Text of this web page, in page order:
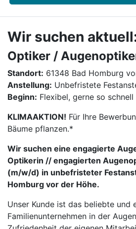
Wir suchen
Optiker /
Standort: 61348 Bad Homburg
Anstellung: Unbefristete
Beginn: Flexibel, gerne so
KLIMAAKTION! Für Ihre
Bäume pflanzen.*
Wir suchen eine engagierte
Optikerin // engagierten
(m/w/d) in unbefristeter
Homburg vor der Höhe.
Unser Kunde ist das beliebte und
Familienunternehmen in der